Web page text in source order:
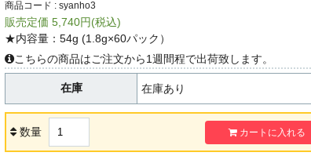
商品コード : syanho3
販売定価 5,740円(税込)
★内容量：54g (1.8g×60パック）
こちらの商品はご注文から1週間程で出荷致します。
在庫 在庫あり
数量 カートに入れる